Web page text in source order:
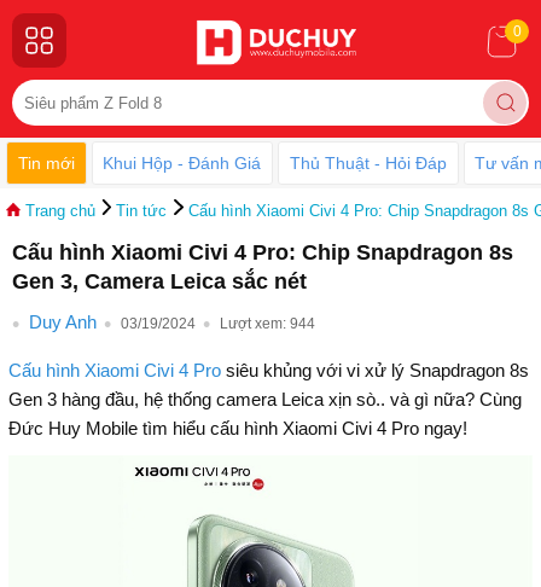
0
Tin mới Khui Hộp - Đánh Giá Thủ Thuật - Hỏi Đáp Tư vấn
Trang chủ Tin tức Cấu hình Xiaomi Civi 4 Pro: Chip Snapdragon 8s
Cấu hình Xiaomi Civi 4 Pro: Chip Snapdragon 8s
Gen 3, Camera Leica sắc nét
Duy Anh 03/19/2024 Lượt xem: 944
Cấu hình Xiaomi Civi 4 Prosiêu khủng với vi xử lý Snapdragon 8s
Gen 3 hàng đầu, hệ thống camera Leica xịn sò.. và gì nữa? Cùng
Đức Huy Mobile tìm hiểu cấu hình Xiaomi Civi 4 Pro ngay!